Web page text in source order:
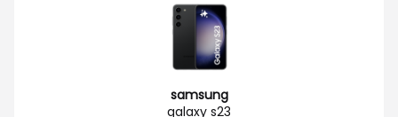
samsung
galaxy s23